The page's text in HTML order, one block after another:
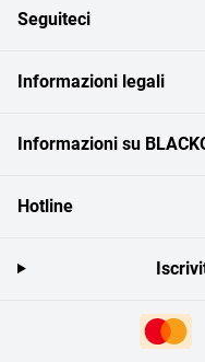
Seguiteci
Informazioni legali
Informazioni su
Hotline